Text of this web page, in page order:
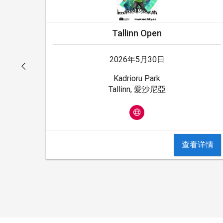
Tallinn Open
2026年5月30日
Kadrioru Park
Tallinn, 愛沙尼亞
查看详情